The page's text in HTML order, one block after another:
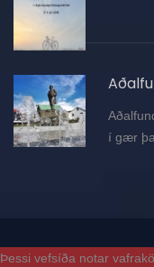
í gær
Þessi vefsíða notar